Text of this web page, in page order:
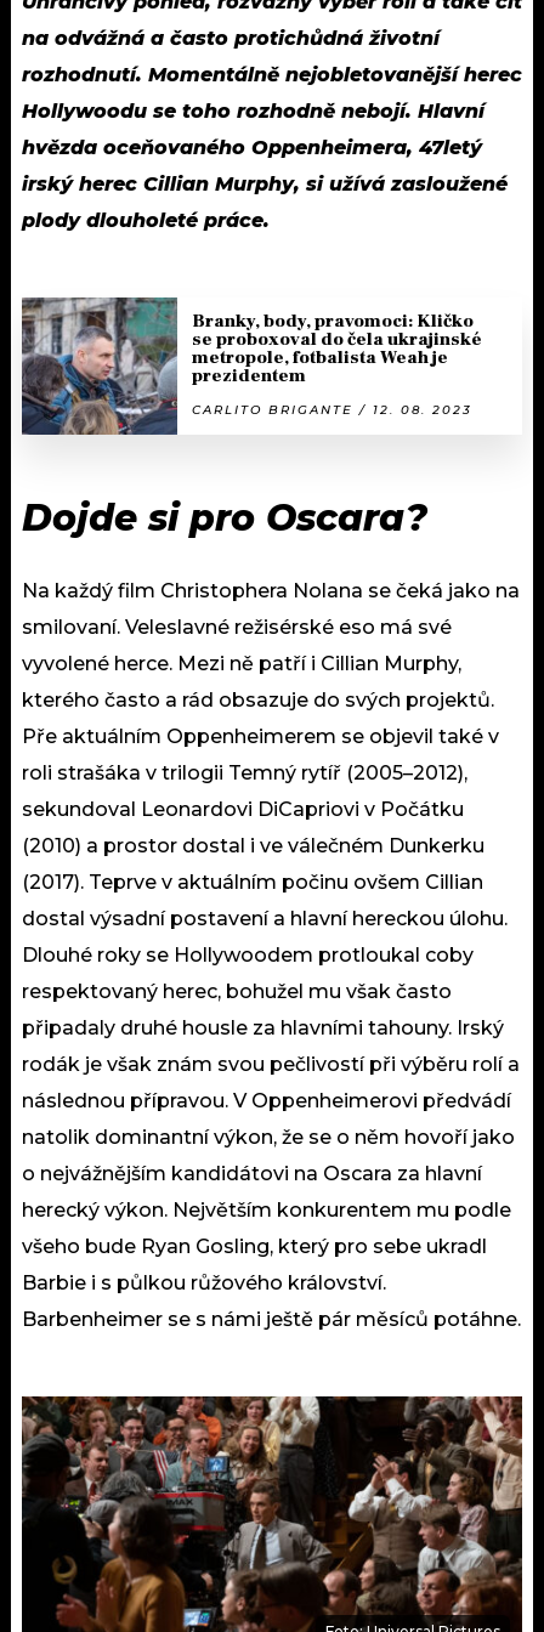
na odvážná a často protichůdná životní
rozhodnutí. Momentálně nejobletovanější herec
Hollywoodu se toho rozhodně nebojí. Hlavní
hvězda oceňovaného Oppenheimera, 47letý
irský herec Cillian Murphy, si užívá zasloužené
plody dlouholeté práce.
Branky, body, pravomoci: Kličko
se proboxoval do čela ukrajinské
metropole, fotbalista Weah je
prezidentem
CARLITO BRIGANTE / 12. 08. 2023
Dojde si pro Oscara?
Na každý film Christophera Nolana se čeká jako na
smilovaní. Veleslavné režisérské eso má své
vyvolené herce. Mezi ně patří i Cillian Murphy,
kterého často a rád obsazuje do svých projektů.
Pře aktuálním Oppenheimerem se objevil také v
roli strašáka v trilogii Temný rytíř (2005–2012),
sekundoval Leonardovi DiCapriovi v Počátku
(2010) a prostor dostal i ve válečném Dunkerku
(2017). Teprve v aktuálním počinu ovšem Cillian
dostal výsadní postavení a hlavní hereckou úlohu.
Dlouhé roky se Hollywoodem protloukal coby
respektovaný herec, bohužel mu však často
připadaly druhé housle za hlavními tahouny. Irský
rodák je však znám svou pečlivostí při výběru rolí a
následnou přípravou. V Oppenheimerovi předvádí
natolik dominantní výkon, že se o něm hovoří jako
o nejvážnějším kandidátovi na Oscara za hlavní
herecký výkon. Největším konkurentem mu podle
všeho bude Ryan Gosling, který pro sebe ukradl
Barbie i s půlkou růžového království.
Barbenheimer se s námi ještě pár měsíců potáhne.